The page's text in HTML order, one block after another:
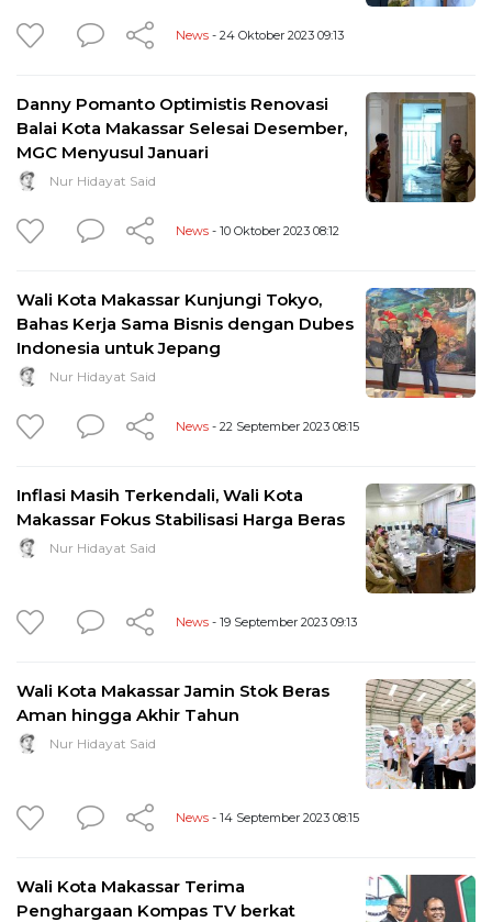
News - 24 Oktober 2023 09:13
Danny Pomanto Optimistis Renovasi
Balai Kota Makassar Selesai Desember,
MGC Menyusul Januari
Nur Hidayat Said
News - 10 Oktober 2023 08:12
Wali Kota Makassar Kunjungi Tokyo,
Bahas Kerja Sama Bisnis dengan Dubes
Indonesia untuk Jepang
Nur Hidayat Said
News - 22 September 2023 08:15
Inflasi Masih Terkendali, Wali Kota
Makassar Fokus Stabilisasi Harga Beras
Nur Hidayat Said
News - 19 September 2023 09:13
Wali Kota Makassar Jamin Stok Beras
Aman hingga Akhir Tahun
Nur Hidayat Said
News - 14 September 2023 08:15
Wali Kota Makassar Terima
Penghargaan Kompas TV berkat